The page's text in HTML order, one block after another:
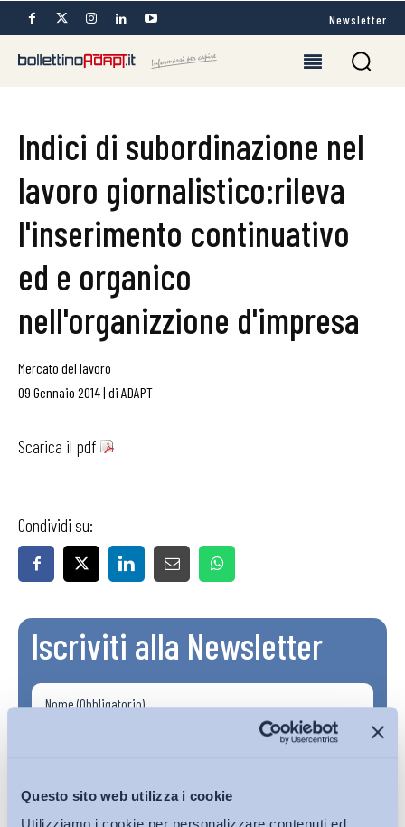
Questo sito web utilizza i cookie
Newsletter
Indici di subordinazione nel
lavoro giornalistico:rileva
l'inserimento continuativo
ed e organico
nell'organizzione d'impresa
Mercato del lavoro
09 Gennaio 2014| di ADAPT
Scarica il pdf
Condividi su:
Iscriviti alla Newsletter